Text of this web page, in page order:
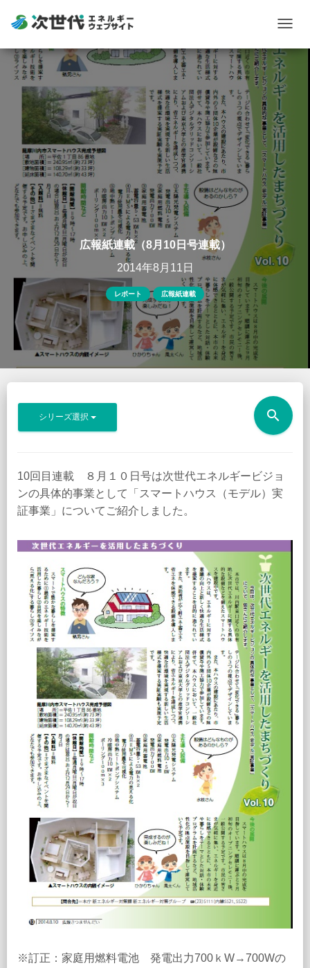
広報紙連載（8月10日号連載）
2014年8月11日
レポート 広報紙連載
シリーズ選択 search
10回目連載 ８月１０日号は次世代エネルギービジョ
ンの具体的事業として「スマートハウス（モデル）実
証事業」についてご紹介しました。
※訂正：家庭用燃料電池 発電出力700ｋW→700Wの